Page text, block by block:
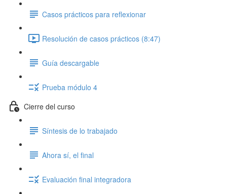
Casos prácticos para reflexionar
Resolución de casos prácticos (8:47)
Guía descargable
Prueba módulo 4
Cierre del curso
Síntesis de lo trabajado
Ahora sí, el final
Evaluación final integradora